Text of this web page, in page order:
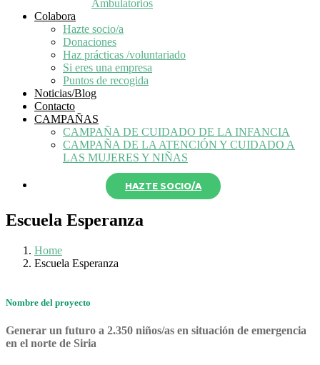
Ambulatorios
Colabora
Hazte socio/a
Donaciones
Haz prácticas /voluntariado
Si eres una empresa
Puntos de recogida
Noticias/Blog
Contacto
CAMPAÑAS
CAMPAÑA DE CUIDADO DE LA INFANCIA
CAMPAÑA DE LA ATENCIÓN Y CUIDADO A
LAS MUJERES Y NIÑAS
HAZTE SOCIO/A
Escuela Esperanza
Home
Escuela Esperanza
Nombre del proyecto
Generar un futuro a 2.350 niños/as en situación de emergencia
en el norte de Siria